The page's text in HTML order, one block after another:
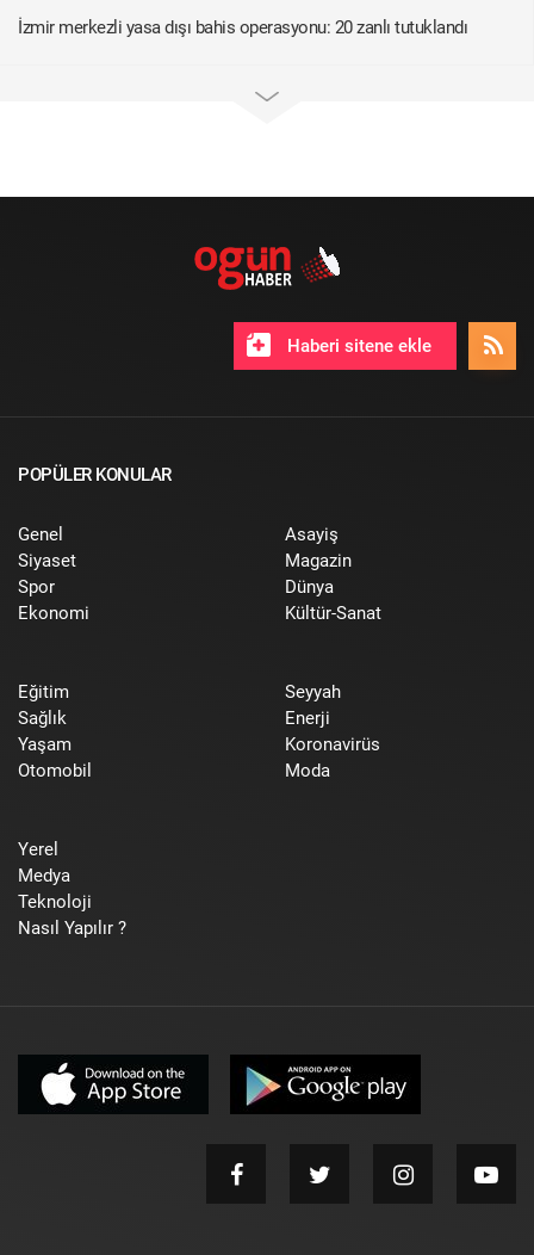
İzmir merkezli yasa dışı bahis operasyonu: 20 zanlı tutuklandı
Haberi sitene ekle
POPÜLER KONULAR
Genel
Siyaset
Spor
Ekonomi
Asayiş
Magazin
Dünya
Kültür-Sanat
Eğitim
Sağlık
Yaşam
Otomobil
Seyyah
Enerji
Koronavirüs
Moda
Yerel
Medya
Teknoloji
Nasıl Yapılır ?